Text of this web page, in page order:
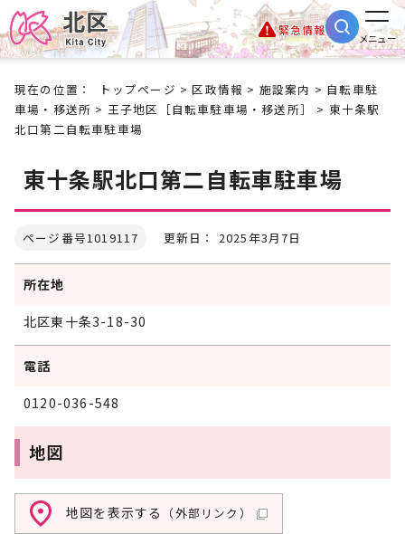
緊急情報
メニュー
現在の位置： トップページ >区政情報 > 施設案内 > 自転車駐
車場・移送所 > 王子地区［自転車駐車場・移送所］
> 東十条駅
北口第二自転車駐車場
東十条駅北口第二自転車駐車場
ページ番号1019117 更新日： 2025年3月7日
所在地
北区東十条3-18-30
電話
0120-036-548
地図
地図を表示する （外部リンク）